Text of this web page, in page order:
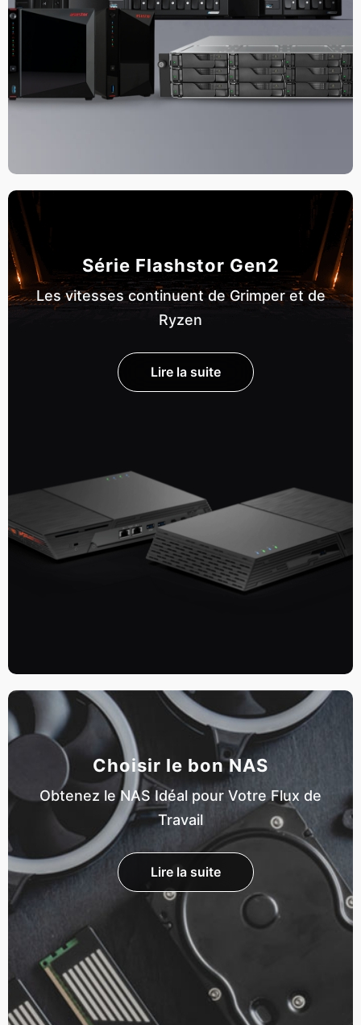
Série Flashstor Gen2
Les vitesses continuent de Grimper et de
Ryzen
Lire la suite
Choisir le bon NAS
Obtenez le NAS Idéal pour Votre Flux de
Travail
Lire la suite